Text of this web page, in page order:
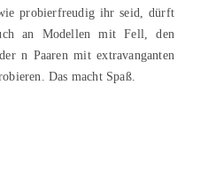
probierfreudig ihr seid, dürft
an Modellen mit Fell, den
n Paaren mit extravanganten
Das macht Spaß.